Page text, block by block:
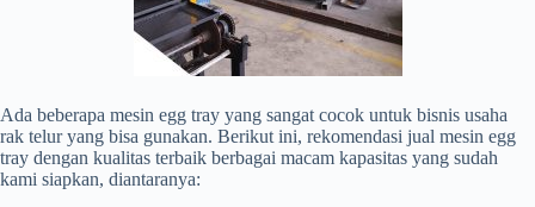
Ada beberapa mesin egg tray yang sangat cocok untuk bisnis usaha
rak telur yang bisa gunakan. Berikut ini, rekomendasi jual mesin egg
tray dengan kualitas terbaik berbagai macam kapasitas yang sudah
kami siapkan, diantaranya: